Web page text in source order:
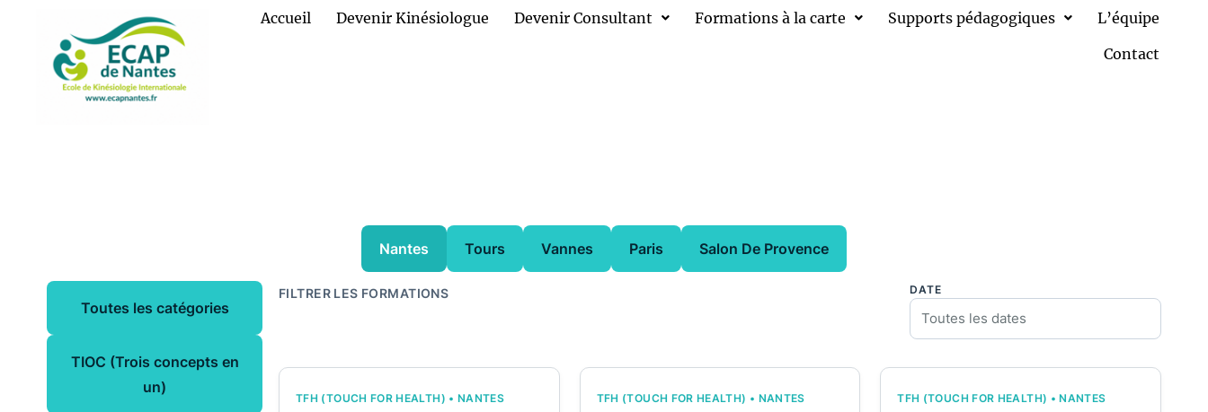
Accueil Devenir Kinésiologue Devenir Consultant Formations à la carte Supports pédagogiques
L’équipe
Contact
Nantes Tours Vannes Paris Salon De Provence
Toutes les catégories
TIOC (Trois concepts en
un)
FILTRER LES FORMATIONS DATE
TFH (TOUCH FOR HEALTH) • NANTES TFH (TOUCH FOR HEALTH) • NANTES TFH (TOUCH FOR HEALTH) • NANTES